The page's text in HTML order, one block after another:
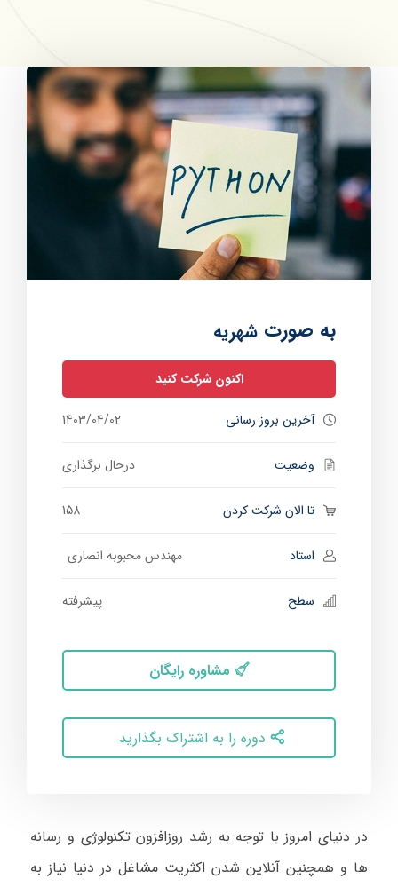
در دنیای امروز با توجه به رشد روزافزون تکنولوژی و رسانه
ها و همچنین آنلاین شدن اکثریت مشاغل در دنیا نیاز به
به صورت شهریه
اکنون شرکت کنید
آخرین بروز رسانی 1403/04/02
وضعیت درحال برگذاری
تا الان شرکت کردن 158
استاد مهندس محبوبه انصاری
سطح پیشرفته
مشاوره رایگان
دوره را به اشتراک بگذارید